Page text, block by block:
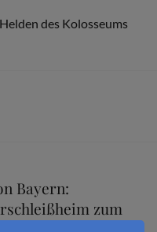
des Kolosseums
Bayern:
zum